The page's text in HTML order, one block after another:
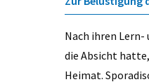
Nach ihren Lern-
die Absicht
Heimat.